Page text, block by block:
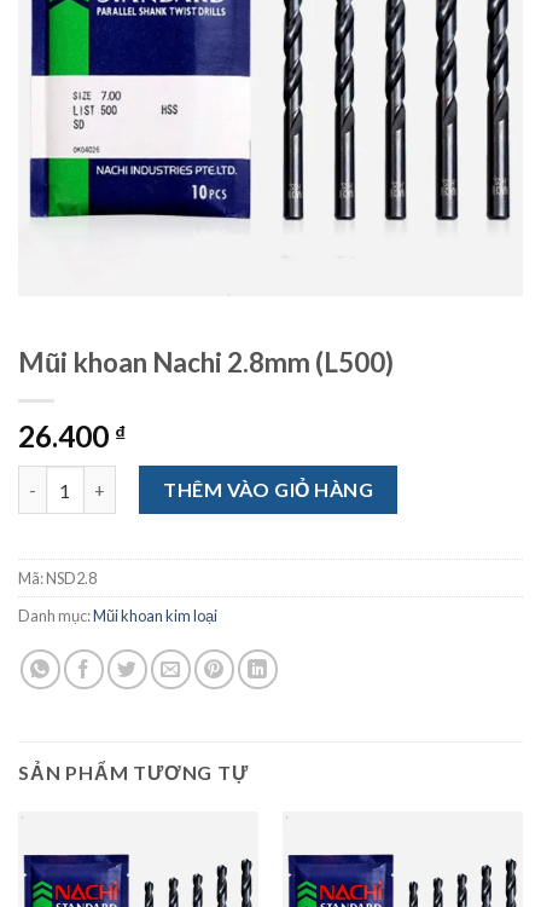
Mũi khoan Nachi 2.8mm (L500)
26.400 ₫
Mũi khoan Nachi 2.8mm (L500) số lượng
THÊM VÀO GIỎ HÀNG
Mã:NSD2.8
Danh mục:Mũi khoan kim loại
SẢN PHẨM TƯƠNG TỰ